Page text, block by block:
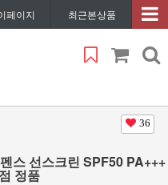
페이지 최근본상품
36
스 선스크린 SPF50 PA+++
정품